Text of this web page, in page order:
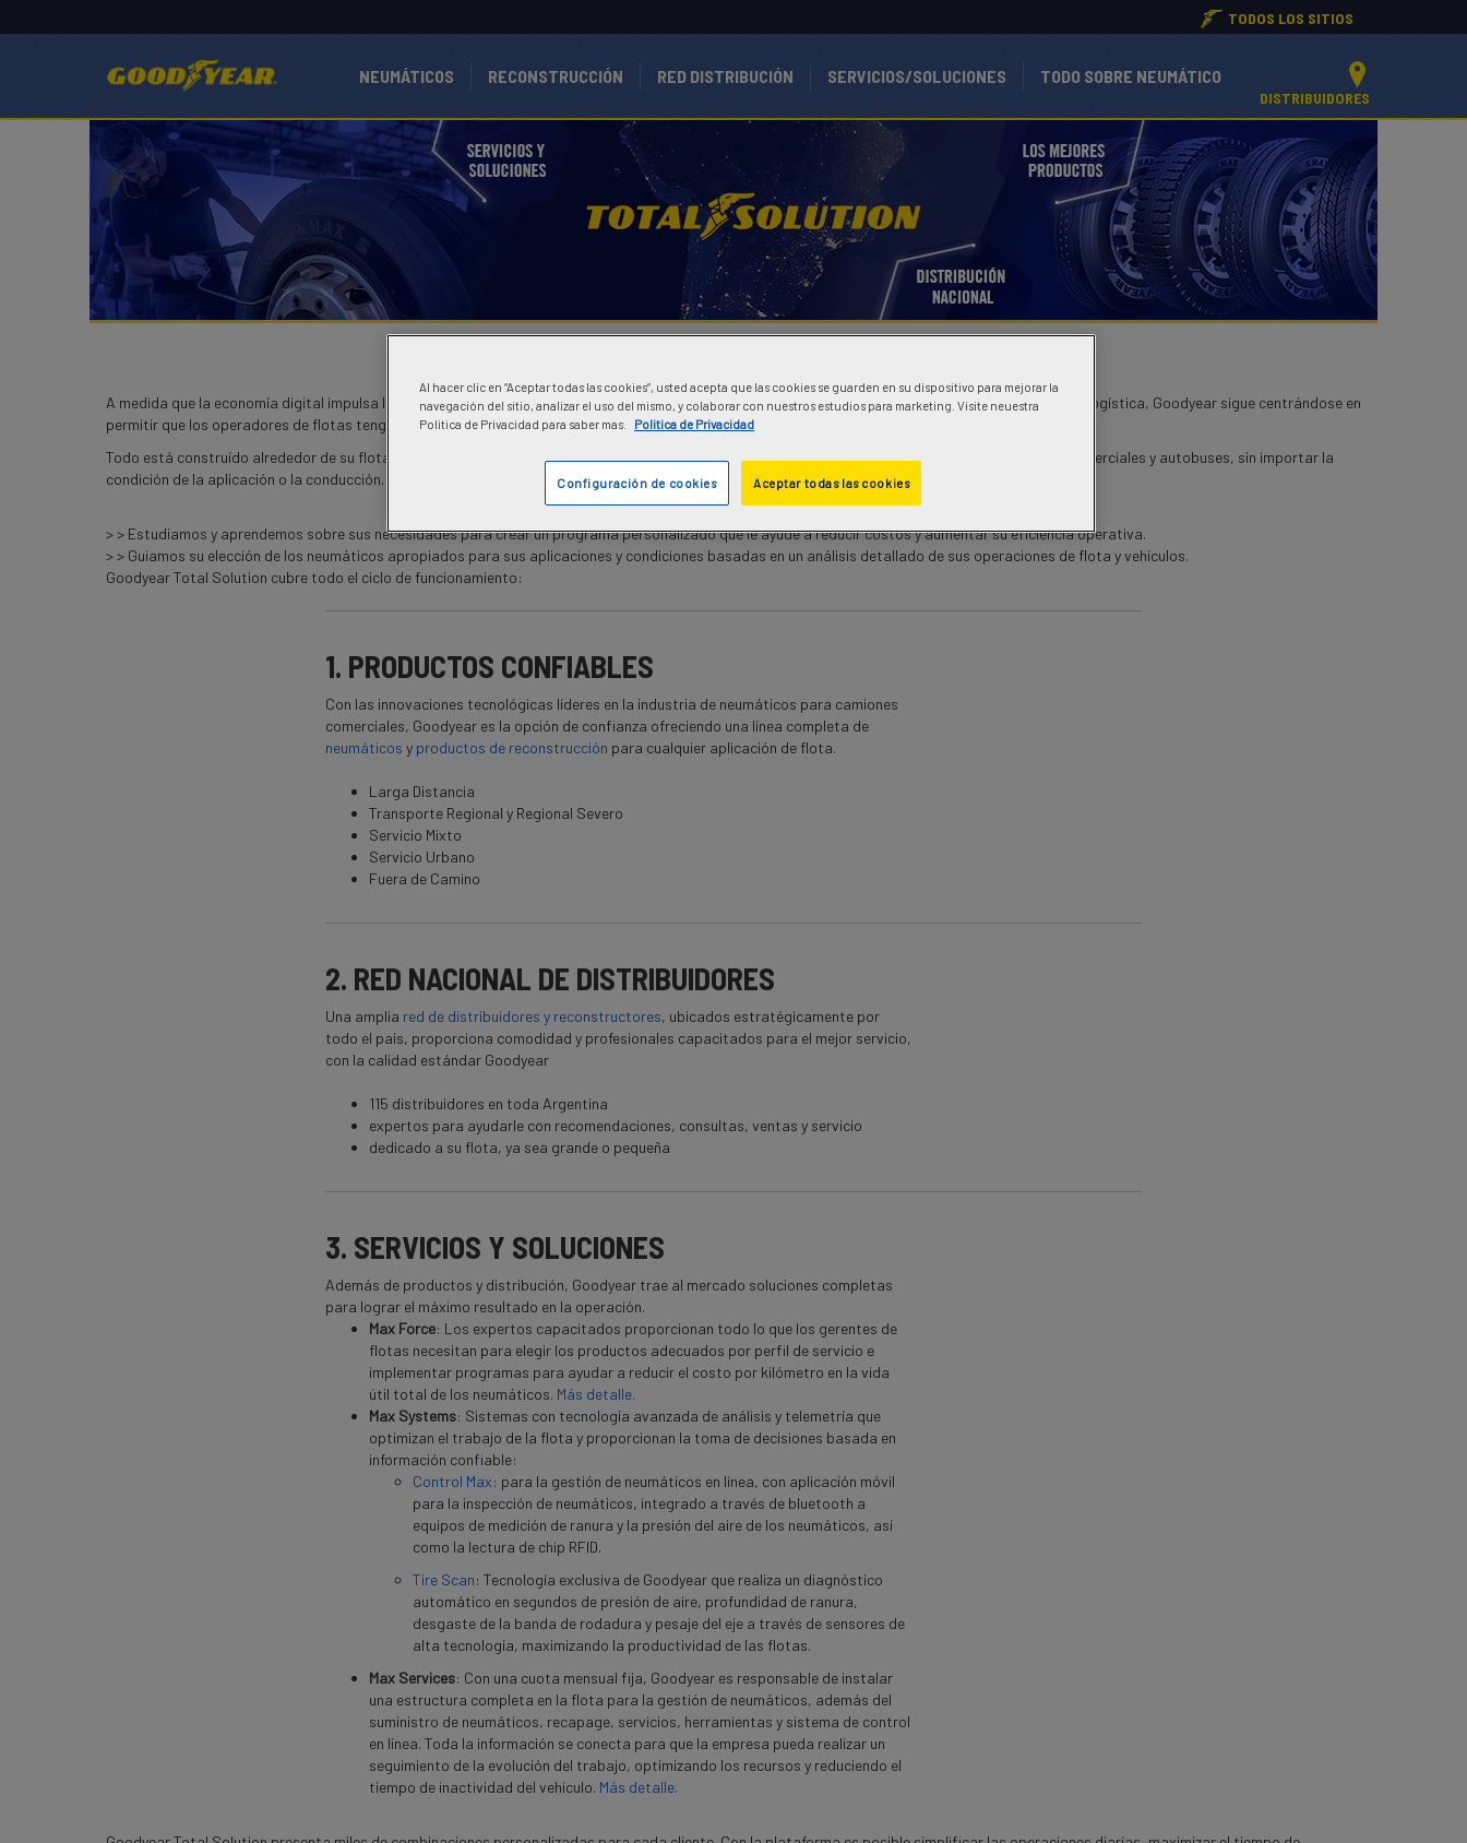
TODOS LOS SITIOS
NEUMÁTICOS RECONSTRUCCIÓN RED DISTRIBUCIÓN SERVICIOS/SOLUCIONES TODO SOBRE NEUMÁTICO
DISTRIBUIDORES
A medida que la economía digital impulsa la demanda de opciones de entrega más rápidas, fiables y de menor costo en los sectores de transporte y logística, Goodyear sigue centrándose en
permitir que los operadores de flotas tengan e implementen soluciones integradas para simplificar sus operaciones diarias.
Todo está construído alrededor de su flota. Goodyear Total Solution ayuda a reducir sus costos operativos, ya sea que su flota incluya camiones comerciales y autobuses, sin importar la
condición de la aplicación o la conducción.
> > Estudiamos y aprendemos sobre sus necesidades para crear un programa personalizado que le ayude a reducir costos y aumentar su eficiencia operativa.
> > Guiamos su elección de los neumáticos apropiados para sus aplicaciones y condiciones basadas en un análisis detallado de sus operaciones de flota y vehículos.
Goodyear Total Solution cubre todo el ciclo de funcionamiento:
1. PRODUCTOS CONFIABLES
Con las innovaciones tecnológicas líderes en la industria de neumáticos para camiones
comerciales, Goodyear es la opción de confianza ofreciendo una línea completa de
neumáticos y productos de reconstrucción para cualquier aplicación de flota.
Larga Distancia
Transporte Regional y Regional Severo
Servicio Mixto
Servicio Urbano
Fuera de Camino
2. RED NACIONAL DE DISTRIBUIDORES
Una amplia red de distribuidores y reconstructores, ubicados estratégicamente por
todo el país, proporciona comodidad y profesionales capacitados para el mejor servicio,
con la calidad estándar Goodyear
115 distribuidores en toda Argentina
expertos para ayudarle con recomendaciones, consultas, ventas y servicio
dedicado a su flota, ya sea grande o pequeña
3. SERVICIOS Y SOLUCIONES
Además de productos y distribución, Goodyear trae al mercado soluciones completas
para lograr el máximo resultado en la operación.
Max Force: Los expertos capacitados proporcionan todo lo que los gerentes de
flotas necesitan para elegir los productos adecuados por perfil de servicio e
implementar programas para ayudar a reducir el costo por kilómetro en la vida
útil total de los neumáticos. Más detalle.
Max Systems: Sistemas con tecnología avanzada de análisis y telemetría que
optimizan el trabajo de la flota y proporcionan la toma de decisiones basada en
información confiable:
Control Max: para la gestión de neumáticos en línea, con aplicación móvil
para la inspección de neumáticos, integrado a través de bluetooth a
equipos de medición de ranura y la presión del aire de los neumáticos, así
como la lectura de chip RFID.
Tire Scan: Tecnología exclusiva de Goodyear que realiza un diagnóstico
automático en segundos de presión de aire, profundidad de ranura,
desgaste de la banda de rodadura y pesaje del eje a través de sensores de
alta tecnología, maximizando la productividad de las flotas.
Max Services: Con una cuota mensual fija, Goodyear es responsable de instalar
una estructura completa en la flota para la gestión de neumáticos, además del
suministro de neumáticos, recapage, servicios, herramientas y sistema de control
en línea. Toda la información se conecta para que la empresa pueda realizar un
seguimiento de la evolución del trabajo, optimizando los recursos y reduciendo el
tiempo de inactividad del vehículo. Más detalle.
Al hacer clic en “Aceptar todas las cookies”, usted acepta que las cookies se guarden en su dispositivo para mejorar la
navegación del sitio, analizar el uso del mismo, y colaborar con nuestros estudios para marketing. Visite neuestra
Politica de Privacidad para saber mas.
Politica de Privacidad
Aceptar todas las cookies
Configuración de cookies